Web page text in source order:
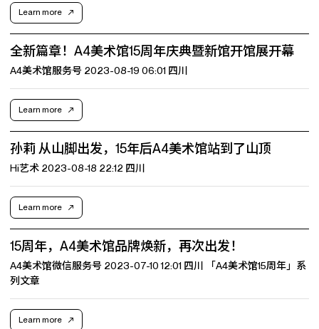
Learn more
全新篇章！A4美术馆15周年庆典暨新馆开馆展开幕
A4美术馆服务号 2023-08-19 06:01 四川
Learn more
孙莉 从山脚出发，15年后A4美术馆站到了山顶
Hi艺术 2023-08-18 22:12 四川
Learn more
15周年，A4美术馆品牌焕新，再次出发！
A4美术馆微信服务号 2023-07-10 12:01 四川 「A4美术馆15周年」系
列文章
Learn more